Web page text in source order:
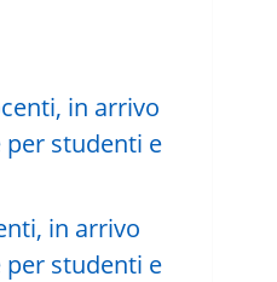
in arrivo
per studenti e